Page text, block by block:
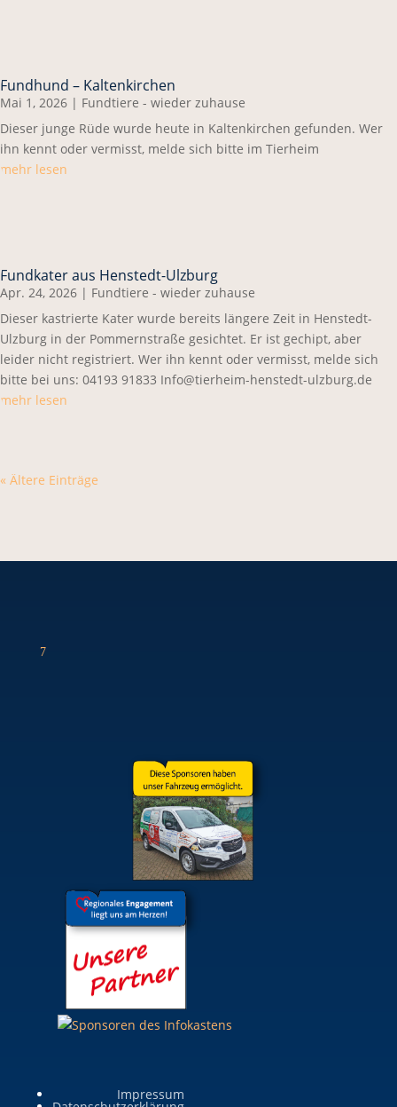
Fundhund – Kaltenkirchen
Mai 1, 2026 | Fundtiere - wieder zuhause
Dieser junge Rüde wurde heute in Kaltenkirchen gefunden. Wer
ihn kennt oder vermisst, melde sich bitte im Tierheim
mehr lesen
Fundkater aus Henstedt-Ulzburg
Apr. 24, 2026 | Fundtiere - wieder zuhause
Dieser kastrierte Kater wurde bereits längere Zeit in Henstedt-
Ulzburg in der Pommernstraße gesichtet. Er ist gechipt, aber
leider nicht registriert. Wer ihn kennt oder vermisst, melde sich
bitte bei uns: 04193 91833 Info@tierheim-henstedt-ulzburg.de
mehr lesen
« Ältere Einträge
7
Impressum